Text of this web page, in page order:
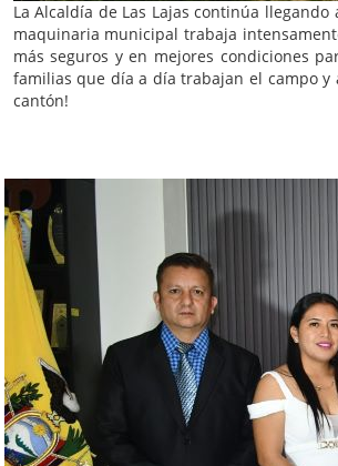
La Alcaldía de Las Lajas continúa
maquinaria municipal trabaja
más seguros y en mejores condiciones
familias que día a día trabajan el campo
cantón!